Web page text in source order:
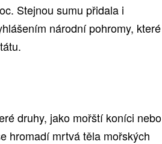
Stejnou sumu přidala i
národní pohromy, které
druhy, jako mořští koníci nebo
hromadí mrtvá těla mořských